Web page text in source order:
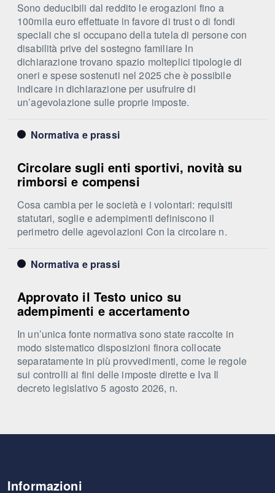
Sono deducibili dal reddito le erogazioni fino a
100mila euro effettuate in favore di trust o di fondi
speciali che si occupano della tutela di persone con
disabilità prive del sostegno familiare In
dichiarazione trovano spazio molteplici tipologie di
oneri e spese sostenuti nel 2025 che è possibile
indicare in dichiarazione per usufruire di
un’agevolazione sulle proprie imposte.
Normativa e prassi
Circolare sugli enti sportivi, novità su
rimborsi e compensi
Cosa cambia per le società e i volontari: requisiti
statutari, soglie e adempimenti definiscono il
perimetro delle agevolazioni Con la circolare n.
Normativa e prassi
Approvato il Testo unico su
adempimenti e accertamento
In un’unica fonte normativa sono state raccolte in
modo sistematico disposizioni finora collocate
separatamente in più provvedimenti, come le regole
sui controlli ai fini delle imposte dirette e Iva Il
decreto legislativo 5 agosto 2026, n.
Informazioni